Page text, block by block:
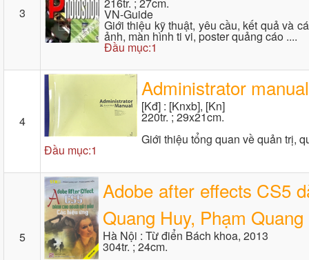
3 VN-Guide
Giới thiệu kỹ thuật, yêu cầu, kết quả và
ảnh, màn hình ti vi, poster quảng cáo ....
Đầu mục:1
4
Administrator
[Kđ] : [Knxb], [Kn]
220tr. ; 29x21cm.
Giới thiệu tổng quan về quản trị,
Đầu mục:1
5
Adobe after effects CS5
Quang Huy, Phạm
Hà Nội : Từ điển Bách khoa, 2013
304tr. ; 24cm.